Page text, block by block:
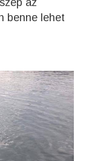
az
benne lehet